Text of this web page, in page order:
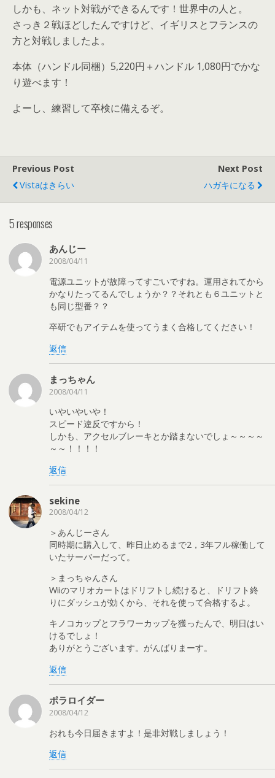
しかも、ネット対戦ができるんです！世界中の人と。
さっき２戦ほどしたんですけど、イギリスとフランスの
方と対戦しましたよ。
本体（ハンドル同梱）5,220円＋ハンドル 1,080円でかな
り遊べます！
よーし、練習して卒検に備えるぞ。
Previous Post
Vistaはきらい
Next Post
ハガキになる
5 responses
あんじー
2008/04/11
電源ユニットが故障ってすごいですね。運用されてから
かなりたってるんでしょうか？？それとも６ユニットと
も同じ型番？？
卒研でもアイテムを使ってうまく合格してください！
返信
まっちゃん
2008/04/11
いやいやいや！
スピード違反ですから！
しかも、アクセルブレーキとか踏まないでしょ～～～～
～～！！！！
返信
sekine
2008/04/12
＞あんじーさん
同時期に購入して、昨日止めるまで2，3年フル稼働して
いたサーバーだって。
＞まっちゃんさん
Wiiのマリオカートはドリフトし続けると、ドリフト終
りにダッシュが効くから、それを使って合格するよ。
キノコカップとフラワーカップを獲ったんで、明日はい
けるでしょ！
ありがとうございます。がんばりまーす。
返信
ポラロイダー
2008/04/12
おれも今日届きますよ！是非対戦しましょう！
返信